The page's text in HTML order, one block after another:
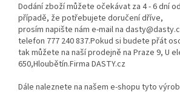
Dodání zboží můžete očekávat za 4 - 6 dní
případě, že potřebujete doručení dříve,
prosím napište nám e-mail na
telefon 777 240 837.Pokud si budete přát
tak můžete na naší prodejně na Praze 9, U
650,Hloubětín.Firma DASTY.cz
Dále naleznete na našem e-shopu tyto